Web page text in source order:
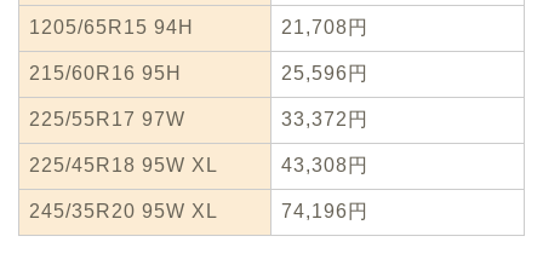
1205/65R15 94H 21,708円
215/60R16 95H 25,596円
225/55R17 97W 33,372円
225/45R18 95W XL 43,308円
245/35R20 95W XL 74,196円